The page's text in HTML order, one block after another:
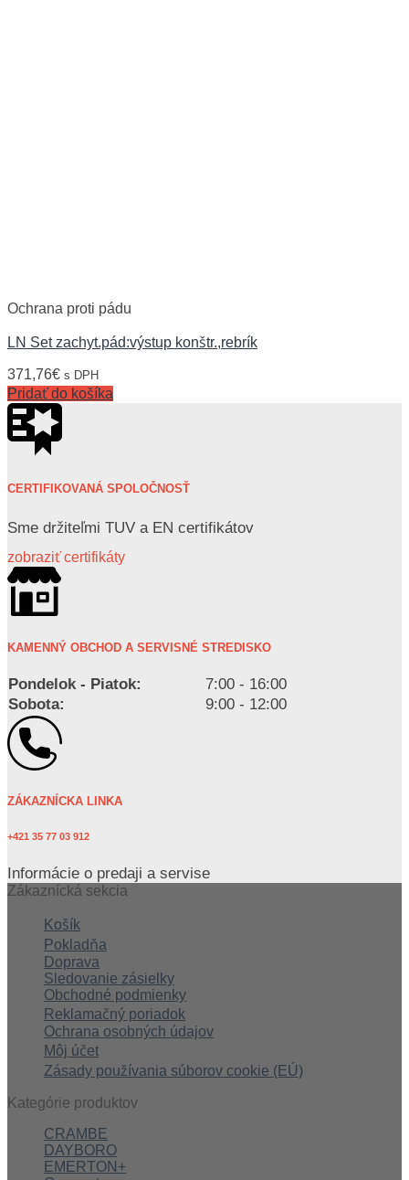
Ochrana proti pádu
LN Set zachyt.pád:výstup konštr.,rebrík
371,76€ s DPH
Pridať do košíka
CERTIFIKOVANÁ SPOLOČNOSŤ
Sme držiteľmi TUV a EN certifikátov
zobraziť certifikáty
KAMENNÝ OBCHOD A SERVISNÉ STREDISKO
Pondelok - Piatok:
7:00 - 16:00
Sobota:
9:00 - 12:00
ZÁKAZNÍCKA LINKA
+421 35 77 03 912
Informácie o predaji a servise
Zákaznícká sekcia
Košík
Pokladňa
Doprava
Sledovanie zásielky
Obchodné podmienky
Reklamačný poriadok
Ochrana osobných údajov
Môj účet
Zásady používania súborov cookie (EÚ)
Kategórie produktov
CRAMBE
DAYBORO
EMERTON+